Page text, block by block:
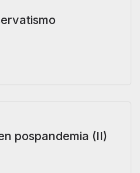
pospandemia (II)